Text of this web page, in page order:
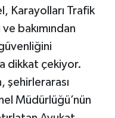
Karayolları Trafik
bakımından
dikkat çekiyor.
şehirlerarası
Müdürlüğü’nün